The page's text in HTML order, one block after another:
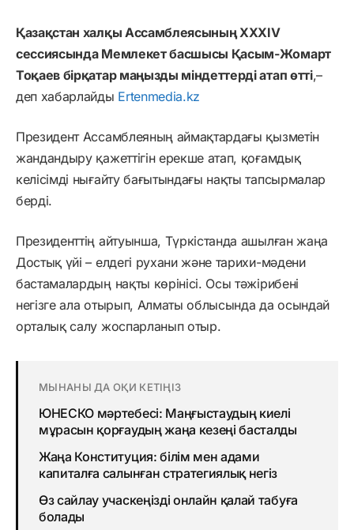
Қазақстан халқы Ассамблеясының ХХХІV
сессиясында Мемлекет басшысы Қасым-Жомарт
Тоқаев бірқатар маңызды міндеттерді атап өтті,–
деп хабарлайды Ertenmedia.kz
Президент Ассамблеяның аймақтардағы қызметін
жандандыру қажеттігін ерекше атап, қоғамдық
келісімді нығайту бағытындағы нақты тапсырмалар
берді.
Президенттің айтуынша, Түркістанда ашылған жаңа
Достық үйі – елдегі рухани және тарихи-мәдени
бастамалардың нақты көрінісі. Осы тәжірибені
негізге ала отырып, Алматы облысында да осындай
орталық салу жоспарланып отыр.
МЫНАНЫ ДА ОҚИ КЕТІҢІЗ
ЮНЕСКО мәртебесі: Маңғыстаудың киелі
мұрасын қорғаудың жаңа кезеңі басталды
Жаңа Конституция: білім мен адами
капиталға салынған стратегиялық негіз
Өз сайлау учаскеңізді онлайн қалай табуға
болады